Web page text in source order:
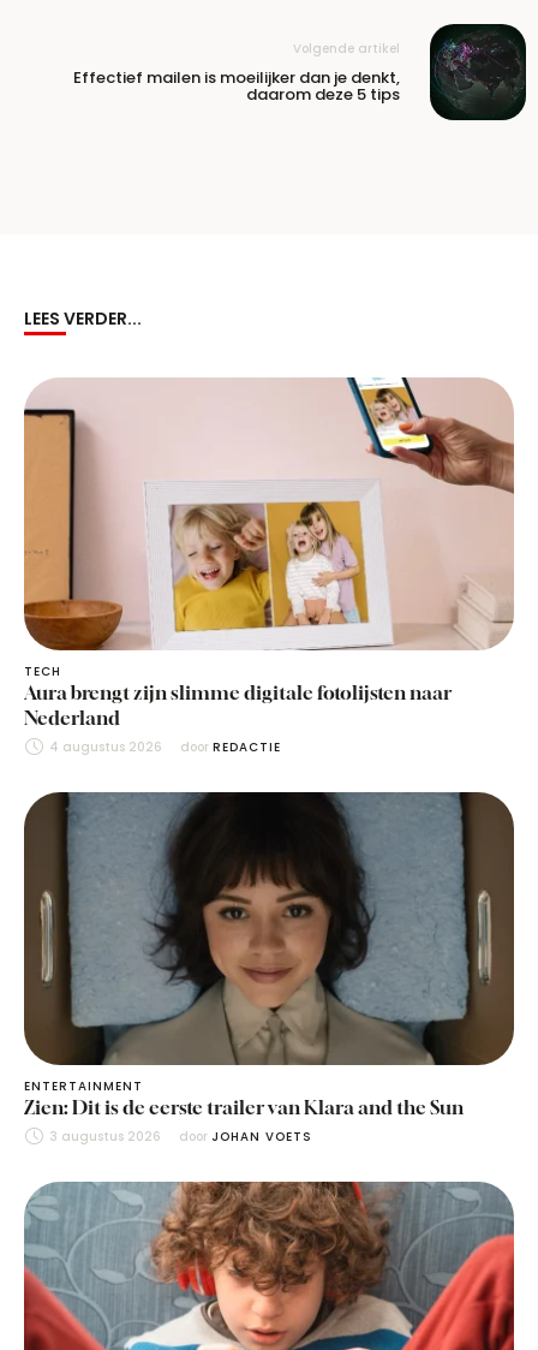
Volgende artikel
Effectief mailen is moeilijker dan je denkt,
daarom deze 5 tips
LEES VERDER...
TECH
Aura brengt zijn slimme digitale fotolijsten naar
Nederland
4 augustus 2026 door REDACTIE
ENTERTAINMENT
Zien: Dit is de eerste trailer van Klara and the Sun
3 augustus 2026 door JOHAN VOETS